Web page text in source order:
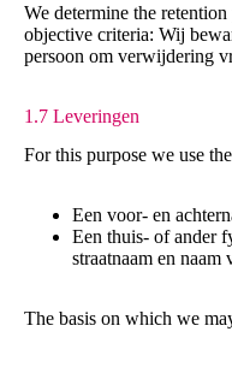
We determine the
objective criteria: Wij
persoon om verwijdering
1.7 Leveringen
For this purpose we use
Een voor- en
Een thuis- of ander
straatnaam en naam
The basis on which we